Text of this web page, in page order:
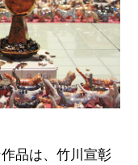
品は、竹川宣彰